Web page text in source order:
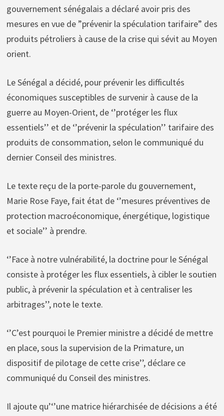
gouvernement sénégalais a déclaré avoir pris des
mesures en vue de ”prévenir la spéculation tarifaire” des
produits pétroliers à cause de la crise qui sévit au Moyen
orient.
Le Sénégal a décidé, pour prévenir les difficultés
économiques susceptibles de survenir à cause de la
guerre au Moyen-Orient, de ‘’protéger les flux
essentiels’’ et de ‘’prévenir la spéculation’’ tarifaire des
produits de consommation, selon le communiqué du
dernier Conseil des ministres.
Le texte reçu de la porte-parole du gouvernement,
Marie Rose Faye, fait état de ‘’mesures préventives de
protection macroéconomique, énergétique, logistique
et sociale’’ à prendre.
‘’Face à notre vulnérabilité, la doctrine pour le Sénégal
consiste à protéger les flux essentiels, à cibler le soutien
public, à prévenir la spéculation et à centraliser les
arbitrages’’, note le texte.
‘’C’est pourquoi le Premier ministre a décidé de mettre
en place, sous la supervision de la Primature, un
dispositif de pilotage de cette crise’’, déclare ce
communiqué du Conseil des ministres.
Il ajoute qu’‘’une matrice hiérarchisée de décisions a été